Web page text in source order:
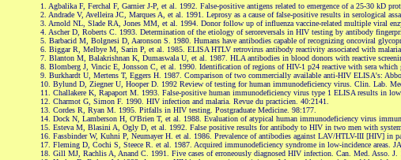
1. Agbalika F, Ferchal F, Garnier J-P, et al. 1992. False-positive antigens related to emergence of a 25-30 kD
2. Andrade V, Avelleira JC, Marques A, et al. 1991. Leprosy as a cause of false-positive results in serological
3. Arnold NL, Slade RA, Jones MM, et al. 1994. Donor follow up of influenza vaccine-related multiple viral
4. Ascher D, Roberts C. 1993. Determination of the etiology of seroreversals in HIV testing by antibody
5. Barbacid M, Bolgnesi D, Aaronson S. 1980. Humans have antibodies capable of recognizing oncoviral
6. Biggar R, Melbye M, Sarin P, et al. 1985. ELISA HTLV retrovirus antibody reactivity associated with
7. Blanton M, Balakrishnan K, Dumaswala U, et al. 1987. HLA antibodies in blood donors with reactive
8. Blomberg J, Vincic E, Jonsson C, et al. 1990. Identification of regions of HIV-1 p24 reactive with sera
9. Burkhardt U, Mertens T, Eggers H. 1987. Comparison of two commercially available anti-HIV ELISA's:
10. Bylund D, Ziegner U, Hooper D. 1992 Review of testing for human immunodeficiency virus. Clin. Lab.
11. Challakere K, Rapaport M. 1993. False-positive human immunodeficiency virus type 1 ELISA results in
12. Charmot G, Simon F. 1990. HIV infection and malaria. Revue du practicien. 40:2141.
13. Cordes R, Ryan M. 1995. Pitfalls in HIV testing. Postgraduate Medicine. 98:177.
14. Dock N, Lamberson H, O'Brien T, et al. 1988. Evaluation of atypical human immunodeficiency virus
15. Esteva M, Blasini A, Ogly D, et al. 1992. False positive results for antibody to HIV in two men with
16. Fassbinder W, Kuhni P, Neumayer H. et al. 1986. Prevalence of antibodies against LAV/HTLV-III [HIV] in
17. Fleming D, Cochi S, Steece R. et al. 1987. Acquired immunodeficiency syndrome in low-incidence areas.
18. Gill MJ, Rachlis A, Anand C. 1991. Five cases of erroneously diagnosed HIV infection. Can. Med. Asso. J.